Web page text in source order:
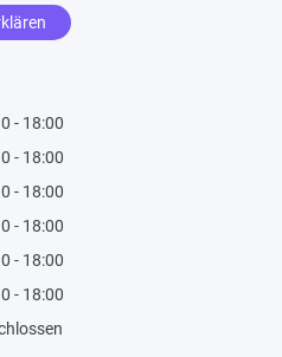
- 18:00
- 18:00
- 18:00
- 18:00
- 18:00
- 18:00